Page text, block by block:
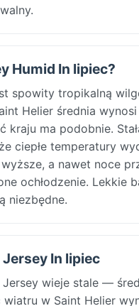
Humid In lipiec?
spowity tropikalną
Helier średnia wynosi
kraju ma podobnie.
ciepłe temperatury
a nawet noce
ochłodzenie. Lekkie
niezbędne.
In lipiec
wieje stale —
wiatru w Saint Helier